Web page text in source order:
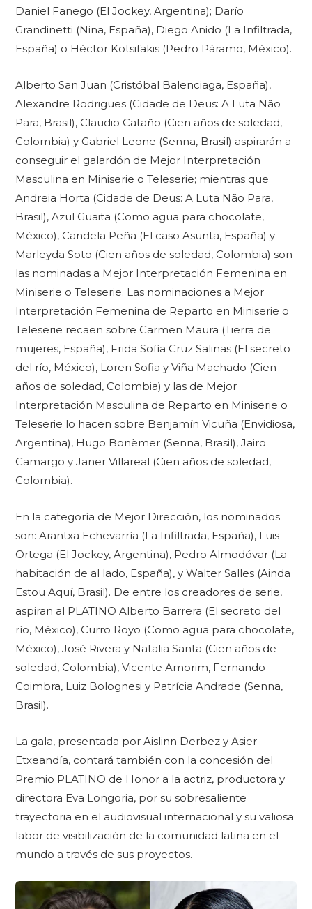
Daniel Fanego (El Jockey, Argentina); Darío
Grandinetti (Nina, España), Diego Anido (La Infiltrada,
España) o Héctor Kotsifakis (Pedro Páramo, México).
Alberto San Juan (Cristóbal Balenciaga, España),
Alexandre Rodrigues (Cidade de Deus: A Luta Não
Para, Brasil), Claudio Cataño (Cien años de soledad,
Colombia) y Gabriel Leone (Senna, Brasil) aspirarán a
conseguir el galardón de Mejor Interpretación
Masculina en Miniserie o Teleserie; mientras que
Andreia Horta (Cidade de Deus: A Luta Não Para,
Brasil), Azul Guaita (Como agua para chocolate,
México), Candela Peña (El caso Asunta, España) y
Marleyda Soto (Cien años de soledad, Colombia) son
las nominadas a Mejor Interpretación Femenina en
Miniserie o Teleserie. Las nominaciones a Mejor
Interpretación Femenina de Reparto en Miniserie o
Teleserie recaen sobre Carmen Maura (Tierra de
mujeres, España), Frida Sofía Cruz Salinas (El secreto
del río, México), Loren Sofia y Viña Machado (Cien
años de soledad, Colombia) y las de Mejor
Interpretación Masculina de Reparto en Miniserie o
Teleserie lo hacen sobre Benjamín Vicuña (Envidiosa,
Argentina), Hugo Bonèmer (Senna, Brasil), Jairo
Camargo y Janer Villareal (Cien años de soledad,
Colombia).
En la categoría de Mejor Dirección, los nominados
son: Arantxa Echevarría (La Infiltrada, España), Luis
Ortega (El Jockey, Argentina), Pedro Almodóvar (La
habitación de al lado, España), y Walter Salles (Ainda
Estou Aquí, Brasil). De entre los creadores de serie,
aspiran al PLATINO Alberto Barrera (El secreto del
río, México), Curro Royo (Como agua para chocolate,
México), José Rivera y Natalia Santa (Cien años de
soledad, Colombia), Vicente Amorim, Fernando
Coimbra, Luiz Bolognesi y Patrícia Andrade (Senna,
Brasil).
La gala, presentada por Aislinn Derbez y Asier
Etxeandía, contará también con la concesión del
Premio PLATINO de Honor a la actriz, productora y
directora Eva Longoria, por su sobresaliente
trayectoria en el audiovisual internacional y su valiosa
labor de visibilización de la comunidad latina en el
mundo a través de sus proyectos.